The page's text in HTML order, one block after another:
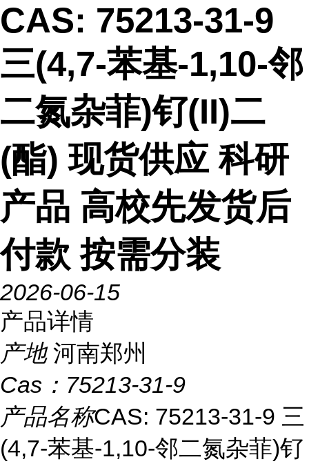
CAS: 75213-31-9
三(4,7-苯基-1,10-邻
二氮杂菲)钌(II)二
(酯) 现货供应 科研
产品 高校先发货后
付款 按需分装
2026-06-15
产品详情
产地 河南郑州
Cas： 75213-31-9
产品名称CAS: 75213-31-9 三
(4,7-苯基-1,10-邻二氮杂菲)钌